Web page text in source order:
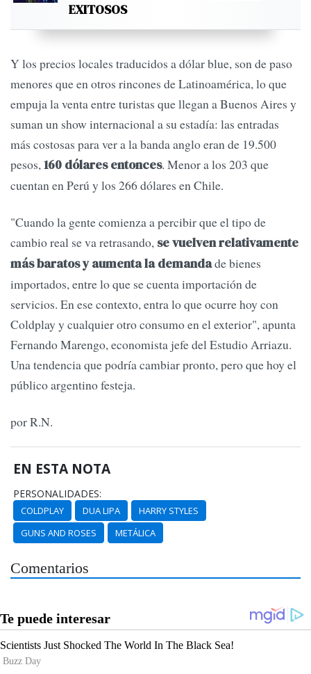
EXITOSOS
Y los precios locales traducidos a dólar blue, son de paso
menores que en otros rincones de Latinoamérica, lo que
empuja la venta entre turistas que llegan a Buenos Aires y
suman un show internacional a su estadía: las entradas
más costosas para ver a la banda anglo eran de 19.500
pesos, 160 dólares entonces. Menor a los 203 que
cuentan en Perú y los 266 dólares en Chile.
"Cuando la gente comienza a percibir que el tipo de
cambio real se va retrasando, se vuelven relativamente
más baratos y aumenta la demandade bienes
importados, entre lo que se cuenta importación de
servicios. En ese contexto, entra lo que ocurre hoy con
Coldplay y cualquier otro consumo en el exterior", apunta
Fernando Marengo, economista jefe del Estudio Arriazu.
Una tendencia que podría cambiar pronto, pero que hoy el
público argentino festeja.
por R.N.
EN ESTA NOTA
PERSONALIDADES:
COLDPLAY DUA LIPA
HARRY STYLES
GUNS AND ROSES
METÁLICA
Comentarios